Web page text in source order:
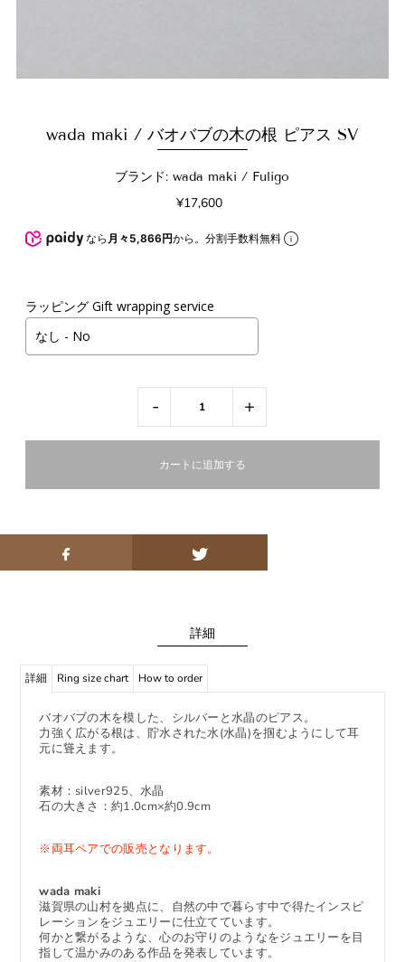
wada maki / バオバブの木の根 ピアス SV
ブランド: wada maki / Fuligo
¥17,600
なら 月々5,866円から。分割手数料無料
ラッピング Gift wrapping service
- +
詳細
詳細 Ring size chart How to order
バオバブの木を模した、シルバーと水晶のピアス。
力強く広がる根は、貯水された水(水晶)を掴むようにして耳
元に聳えます。
素材：silver925、水晶
石の大きさ：約1.0cm×約0.9cm
※両耳ペアでの販売となります。
wada maki
滋賀県の山村を拠点に、自然の中で暮らす中で得たインスピ
レーションをジュエリーに仕立てています。
何かと繋がるような、心のお守りのようなをジュエリーを目
指して温かみのある作品を発表しています。